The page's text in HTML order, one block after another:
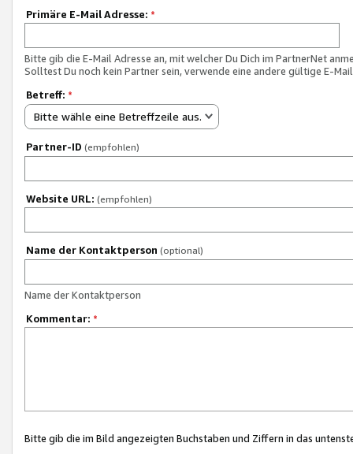
Primäre E-Mail Adresse: *
Bitte gib die E-Mail Adresse an, mit welcher Du Dich im PartnerNet
Solltest Du noch kein Partner sein, verwende eine andere gültige E-
Betreff: *
Bitte wähle eine Betreffzeile aus.
Partner-ID (empfohlen)
Website URL: (empfohlen)
Name der Kontaktperson (optional)
Name der Kontaktperson
Kommentar: *
Bitte gib die im Bild angezeigten Buchstaben und Ziffern in das